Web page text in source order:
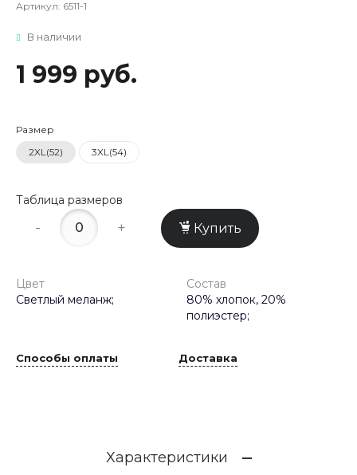
Артикул: 6511-1
В наличии
1 999 руб.
Размер
2XL(52)
3XL(54)
Таблица размеров
- + Купить
Цвет
Светлый меланж;
Состав
80% хлопок, 20%
полиэстер;
Способы оплаты Доставка
Характеристики